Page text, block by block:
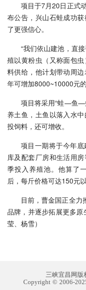
项目于7月20日正式
布公告，兴山石蛙成功
了更强信心。
“我们依山建池，直
殖以黄粉虫（又称面包
料供给，他计划带动周
年可增加8000~10000元的
项目将采用“蛙—鱼—
养土鱼，土鱼以落入水
投饲料，还可增收。
项目一期将于今年
库及配套厂房和生活用
季投入养殖池。他算了
后，每斤价格可达150元
目前，曹金国正全力
品牌，并逐步拓展更多
莹、杨雪）
三峡宜昌网版
Copyright © 2006-